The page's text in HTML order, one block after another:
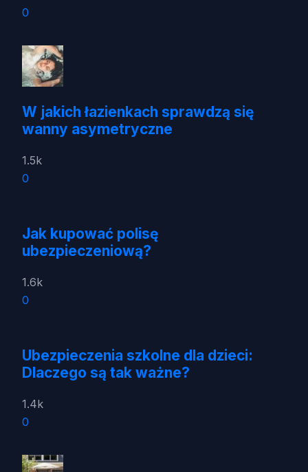
0
W jakich łazienkach sprawdzą się
wanny asymetryczne
1.5k
0
Jak kupować polisę
ubezpieczeniową?
1.6k
0
Ubezpieczenia szkolne dla dzieci:
Dlaczego są tak ważne?
1.4k
0